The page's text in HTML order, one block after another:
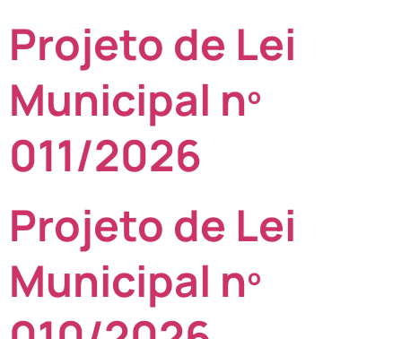
Projeto de Lei
Municipal nº
011/2026
Projeto de Lei
Municipal nº